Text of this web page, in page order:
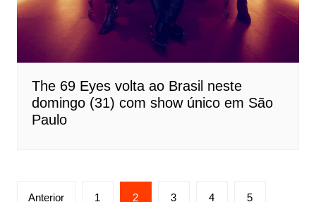
The 69 Eyes volta ao Brasil neste
domingo (31) com show único em São
Paulo
Paginação
Anterior 1 2 3 4 5